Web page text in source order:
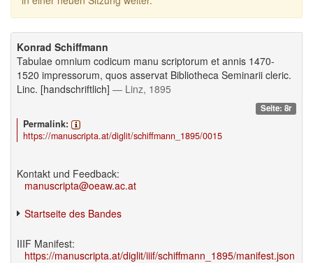
Konrad Schiffmann
Tabulae omnium codicum manu scriptorum et annis 1470-
1520 impressorum, quos asservat Bibliotheca Seminarii cleric.
Linc. [handschriftlich] — Linz, 1895
Seite: 8r
Permalink:
https://manuscripta.at/diglit/schiffmann_1895/0015
Kontakt und Feedback:
manuscripta@oeaw.ac.at
Startseite des Bandes
IIIF Manifest:
https://manuscripta.at/diglit/iiif/schiffmann_1895/manifest.json